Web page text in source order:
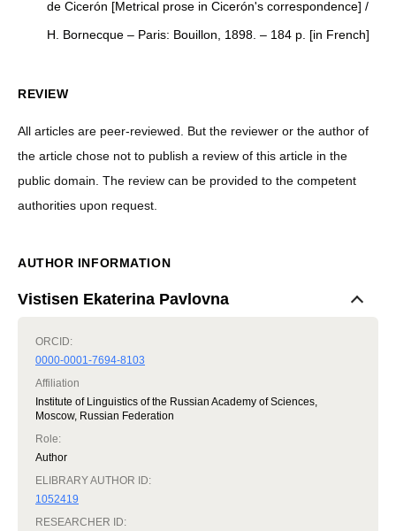
de Cicerón [Metrical prose in Cicerón's correspondence] /
H. Bornecque – Paris: Bouillon, 1898. – 184 p. [in French]
REVIEW
All articles are peer-reviewed. But the reviewer or the author of
the article chose not to publish a review of this article in the
public domain. The review can be provided to the competent
authorities upon request.
AUTHOR INFORMATION
Vistisen Ekaterina Pavlovna
ORCID:
0000-0001-7694-8103
Affiliation
Institute of Linguistics of the Russian Academy of Sciences,
Moscow, Russian Federation
Role:
Author
ELIBRARY AUTHOR ID:
1052419
RESEARCHER ID: